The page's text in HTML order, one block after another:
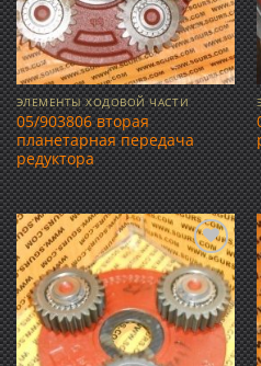
ЭЛЕМЕНТЫ ХОДОВОЙ ЧАСТИ
05/903806 вторая
планетарная передача
редуктора
Добавить
в список
желаний